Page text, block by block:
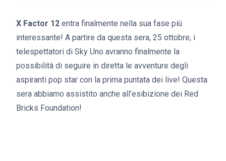
X Factor 12 entra finalmente nella sua fase più
interessante! A partire da questa sera, 25 ottobre, i
telespettatori di Sky Uno avranno finalmente la
possibilità di seguire in diretta le avventure degli
aspiranti pop star con la prima puntata dei live! Questa
sera abbiamo assistito anche all’esibizione dei Red
Bricks Foundation!